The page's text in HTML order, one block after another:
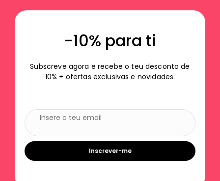
-10% para ti
Subscreve agora e recebe o teu desconto de
10% + ofertas exclusivas e novidades.
Inscrever-me